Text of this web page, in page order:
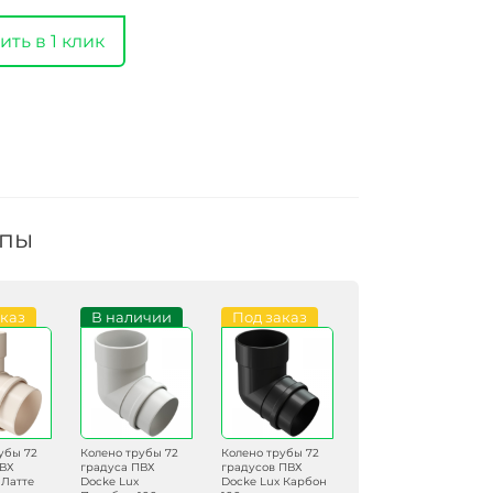
в 1 клик
72
В наличии
Колено трубы 72
градуса ПВХ
Docke Lux
Под заказ
Колено трубы 72
градусов ПВХ
Docke Lux Карбон